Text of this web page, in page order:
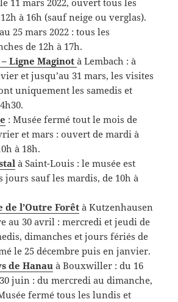
11 mars 2022, ouvert tous les
à 16h (sauf neige ou verglas).
25 mars 2022 : tous les
de 12h à 17h.
Ligne Maginot à Lembach : à
et jusqu’au 31 mars, les visites
uniquement les samedis et
: Musée fermé tout le mois de
et mars : ouvert de mardi à
à 18h.
à Saint-Louis : le musée est
jours sauf les mardis, de 10h à
de l’Outre Forêt à Kutzenhausen
au 30 avril : mercredi et jeudi de
dimanches et jours fériés de
le 25 décembre puis en janvier.
de Hanau à Bouxwiller : du 16
juin : du mercredi au dimanche,
fermé tous les lundis et